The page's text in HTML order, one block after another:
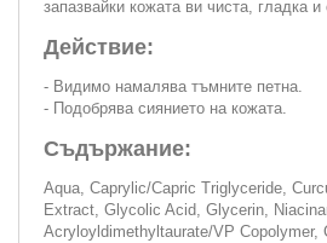
запазвайки кожата ви чиста, гладка и
Действие:
- Видимо намалява тъмните петна.
- Подобрява сиянието на кожата.
Съдържание:
Aqua, Caprylic/Capric Triglyceride,
Extract, Glycolic Acid, Glycerin,
Acryloyldimethyltaurate/VP Copolymer,